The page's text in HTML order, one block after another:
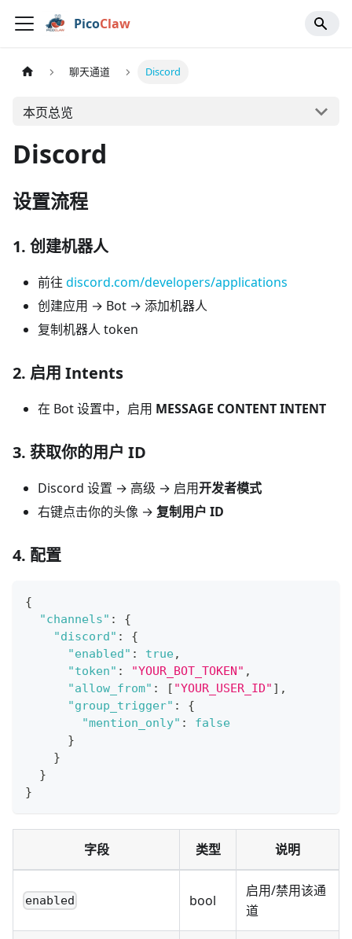
PicoClaw
聊天通道 Discord
本页总览
Discord
设置流程
1. 创建机器人
前往 discord.com/developers/applications
创建应用 → Bot → 添加机器人
复制机器人 token
2. 启用 Intents
在 Bot 设置中，启用 MESSAGE CONTENT INTENT
3. 获取你的用户 ID
Discord 设置 → 高级 → 启用开发者模式
右键点击你的头像 → 复制用户 ID
4. 配置
{
"channels" :
{
"discord" :
{
"enabled" : true,
"token" : "YOUR_BOT_TOKEN" ,
"allow_from" : [ "YOUR_USER_ID" ] ,
"group_trigger" :
{
"mention_only" :
false
}
}
}
}
字段 类型 说明
enabled bool
启用/禁用该通
道